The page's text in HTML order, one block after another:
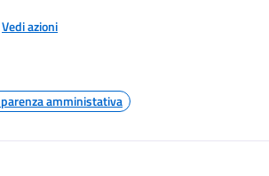
Vedi azioni
amministativa